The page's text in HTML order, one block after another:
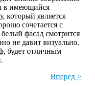
в имеющийся
который является
сочетается с
фасад смотрится
не давит визуально.
будет отличным
Вперед >